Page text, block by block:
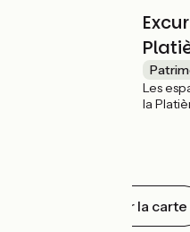
De
romain
Les
la
sont
de
Tout afficher sur la carte